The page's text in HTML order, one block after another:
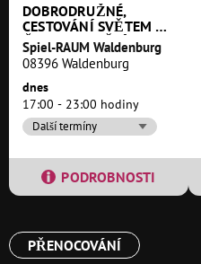
DOBRODRUŽNÉ,
CESTOVÁNÍ SVĚTEM A
ČASEM, NAPĚTÍ
Spiel-RAUM Waldenburg
08396 Waldenburg
dnes
17:00 - 23:00 hodiny
Další termíny
PODROBNOSTI
PŘENOCOVÁNÍ